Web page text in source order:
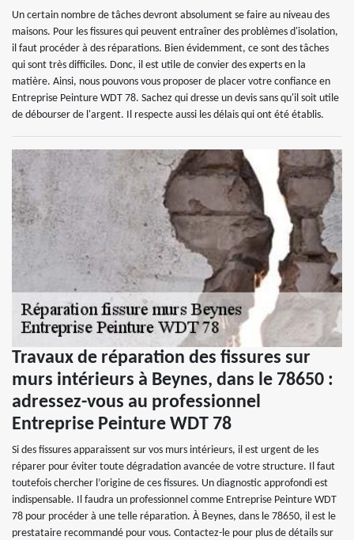
Un certain nombre de tâches devront absolument se faire au niveau des
maisons. Pour les fissures qui peuvent entraîner des problèmes d'isolation,
il faut procéder à des réparations. Bien évidemment, ce sont des tâches
qui sont très difficiles. Donc, il est utile de convier des experts en la
matière. Ainsi, nous pouvons vous proposer de placer votre confiance en
Entreprise Peinture WDT 78. Sachez qui dresse un devis sans qu'il soit utile
de débourser de l'argent. Il respecte aussi les délais qui ont été établis.
Travaux de réparation des fissures sur
murs intérieurs à Beynes, dans le 78650 :
adressez-vous au professionnel
Entreprise Peinture WDT 78
Si des fissures apparaissent sur vos murs intérieurs, il est urgent de les
réparer pour éviter toute dégradation avancée de votre structure. Il faut
toutefois chercher l’origine de ces fissures. Un diagnostic approfondi est
indispensable. Il faudra un professionnel comme Entreprise Peinture WDT
78 pour procéder à une telle réparation. À Beynes, dans le 78650, il est le
prestataire recommandé pour vous. Contactez-le pour plus de détails sur